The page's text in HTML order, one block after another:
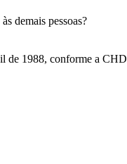
demais pessoas?
de 1988, conforme a CHD